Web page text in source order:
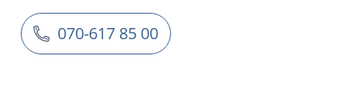
070-617 85 00